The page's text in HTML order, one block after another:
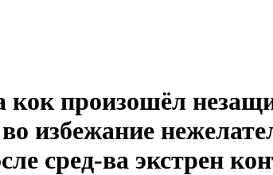
кок произошёл
избежание
сред-ва экстрен